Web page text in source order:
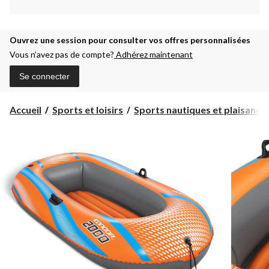
Ouvrez une session pour consulter vos offres personnalisées
Vous n’avez pas de compte? Adhérez maintenant
Se connecter
Accueil Sports et loisirs Sports nautiques et plaisanc...